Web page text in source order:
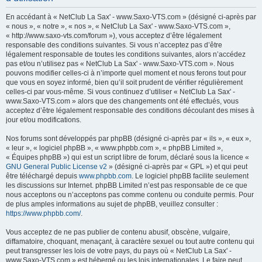
h
En accédant à « NetClub La Sax' - www.Saxo-VTS.com » (désigné ci-après par
« nous », « notre », « nos », « NetClub La Sax' - www.Saxo-VTS.com »,
« http://www.saxo-vts.com/forum »), vous acceptez d’être légalement
responsable des conditions suivantes. Si vous n’acceptez pas d’être
légalement responsable de toutes les conditions suivantes, alors n’accédez
pas et/ou n’utilisez pas « NetClub La Sax' - www.Saxo-VTS.com ». Nous
pouvons modifier celles-ci à n’importe quel moment et nous ferons tout pour
que vous en soyez informé, bien qu’il soit prudent de vérifier régulièrement
celles-ci par vous-même. Si vous continuez d’utiliser « NetClub La Sax' -
www.Saxo-VTS.com » alors que des changements ont été effectués, vous
acceptez d’être légalement responsable des conditions découlant des mises à
jour et/ou modifications.
Nos forums sont développés par phpBB (désigné ci-après par « ils », « eux »,
« leur », « logiciel phpBB », « www.phpbb.com », « phpBB Limited »,
« Équipes phpBB ») qui est un script libre de forum, déclaré sous la licence «
GNU General Public License v2 » (désigné ci-après par « GPL ») et qui peut
être téléchargé depuis www.phpbb.com. Le logiciel phpBB facilite seulement
les discussions sur Internet. phpBB Limited n’est pas responsable de ce que
nous acceptons ou n’acceptons pas comme contenu ou conduite permis. Pour
de plus amples informations au sujet de phpBB, veuillez consulter :
https://www.phpbb.com/.
Vous acceptez de ne pas publier de contenu abusif, obscène, vulgaire,
diffamatoire, choquant, menaçant, à caractère sexuel ou tout autre contenu qui
peut transgresser les lois de votre pays, du pays où « NetClub La Sax' -
www.Saxo-VTS.com » est hébergé ou les lois internationales. Le faire peut